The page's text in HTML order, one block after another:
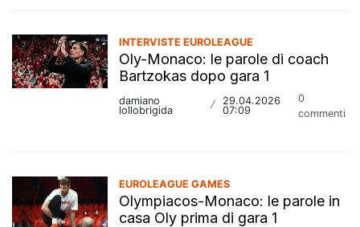
INTERVISTE EUROLEAGUE
Oly-Monaco: le parole di coach
Bartzokas dopo gara 1
damiano
lollobrigida
/
29.04.2026
07:09
0
commenti
EUROLEAGUE GAMES
Olympiacos-Monaco: le parole in
casa Oly prima di gara 1